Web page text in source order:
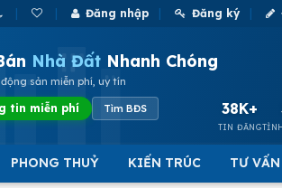
Đăng nhập Đăng ký
Nhà Đất Nhanh Chóng
sản miễn phí, uy tín
tin miễn phí Tìm BĐS 38K+
TIN ĐĂNG
PHONG THUỶ KIẾN TRÚC TƯ VẤN